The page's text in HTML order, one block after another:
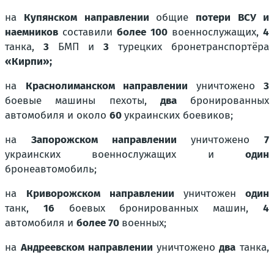
на Купянском направлении общие потери ВСУ и
наемников составилиболее 100военнослужащих,4
танка, 3 БМП и 3 турецких бронетранспортёра
«Кирпи»;
на Краснолиманском направлении уничтожено 3
боевые машины пехоты, двабронированных
автомобиля и около 60украинских боевиков;
на Запорожском направлении уничтожено 7
украинских военнослужащих и один
бронеавтомобиль;
на Криворожском направлении уничтожен один
танк, 16боевых бронированных машин,4
автомобиля и более 70 военных;
на Андреевском направлении уничтожено два танка,